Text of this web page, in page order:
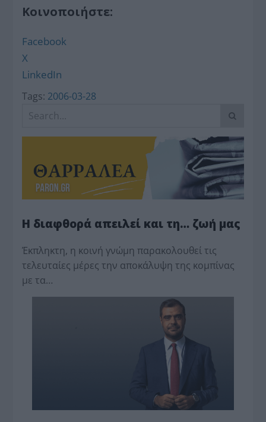
Κοινοποιήστε:
Facebook
X
LinkedIn
Tags: 2006-03-28
Η διαφθορά απειλεί και τη… ζωή μας
Έκπληκτη, η κοινή γνώμη παρακολουθεί τις
τελευταίες μέρες την αποκάλυψη της κο­μπίνας
με τα…